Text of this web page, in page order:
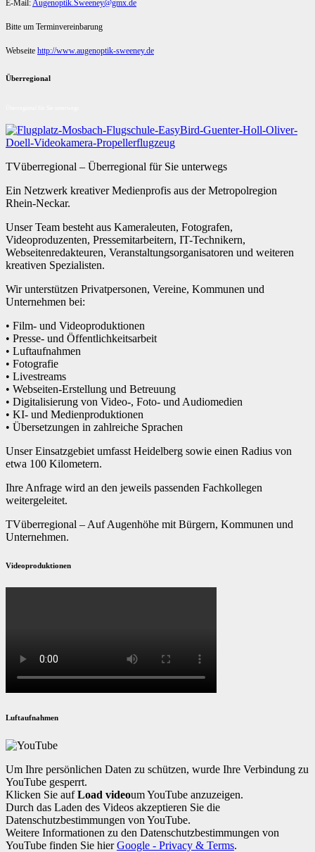
E-Mail: Augenoptik.Sweeney@gmx.de
Bitte um Terminvereinbarung
Webseite http://www.augenoptik-sweeney.de
Überregional
TVüberregional – Überregional für Sie unterwegs
Ein Netzwerk kreativer Medienprofis aus der Metropolregion
Rhein-Neckar.
Unser Team besteht aus Kameraleuten, Fotografen,
Videoproduzenten, Pressemitarbeitern, IT-Technikern,
Webseitenredakteuren, Veranstaltungsorganisatoren und weiteren
kreativen Spezialisten.
Wir unterstützen Privatpersonen, Vereine, Kommunen und
Unternehmen bei:
• Film- und Videoproduktionen
• Presse- und Öffentlichkeitsarbeit
• Luftaufnahmen
• Fotografie
• Livestreams
• Webseiten-Erstellung und Betreuung
• Digitalisierung von Video-, Foto- und Audiomedien
• KI- und Medienproduktionen
• Übersetzungen in zahlreiche Sprachen
Unser Einsatzgebiet umfasst Heidelberg sowie einen Radius von
etwa 100 Kilometern.
Ihre Anfrage wird an den jeweils passenden Fachkollegen
weitergeleitet.
TVüberregional – Auf Augenhöhe mit Bürgern, Kommunen und
Unternehmen.
Videoproduktionen
Luftaufnahmen
Um Ihre persönlichen Daten zu schützen, wurde Ihre Verbindung zu
YouTube gesperrt.
Klicken Sie aufLoad videoum YouTube anzuzeigen.
Durch das Laden des Videos akzeptieren Sie die
Datenschutzbestimmungen von YouTube.
Weitere Informationen zu den Datenschutzbestimmungen von
YouTube finden Sie hierGoogle - Privacy & Terms.